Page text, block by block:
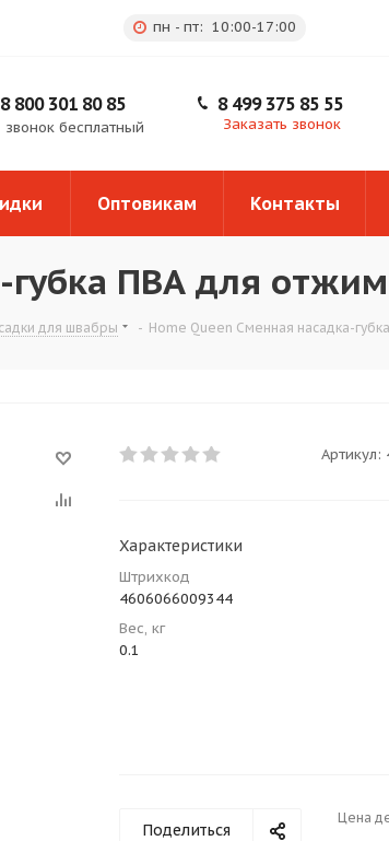
пн - пт: 10:00-17:00
8 800 301 80 85
звонок бесплатный
8 499 375 85 55
Заказать звонок
Оптовикам Контакты
губка ПВА для
для швабры - Home Queen Сменная насадка-
Артикул:
Характеристики
Штрихкод
4606066009344
Вес, кг
0.1
Поделиться
Цена